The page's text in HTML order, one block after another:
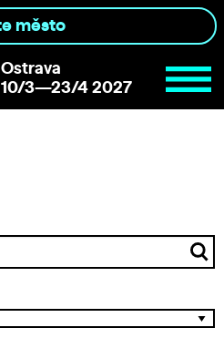
Ostrava
10/3—23/4 2027